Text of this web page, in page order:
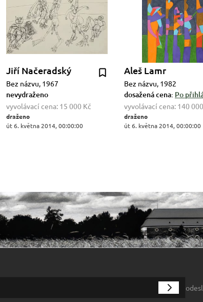
Jiří Načeradský
Bez názvu, 1967
nevydraženo
vyvolávací cena: 15 000 Kč
draženo
út 6. května 2014, 00:00:00
Aleš Lamr
Bez názvu, 1982
dosažená cena: Po
vyvolávací cena: 140
draženo
út 6. května 2014, 00:00:00